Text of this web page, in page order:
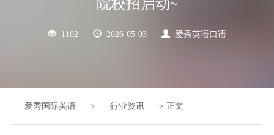
院校招启动~
1102 2026-05-03 爱秀英语口语
爱秀国际英语 > 行业资讯 > 正文